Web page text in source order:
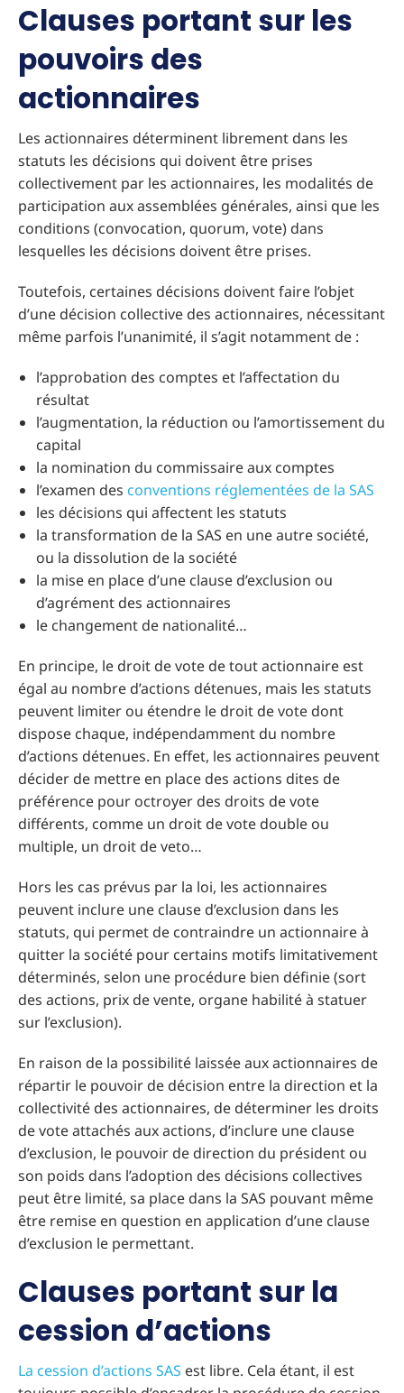
Clauses portant sur les
pouvoirs des
actionnaires
Les actionnaires déterminent librement dans les
statuts les décisions qui doivent être prises
collectivement par les actionnaires, les modalités de
participation aux assemblées générales, ainsi que les
conditions (convocation, quorum, vote) dans
lesquelles les décisions doivent être prises.
Toutefois, certaines décisions doivent faire l’objet
d’une décision collective des actionnaires, nécessitant
même parfois l’unanimité, il s’agit notamment de :
l’approbation des comptes et l’affectation du
résultat
l’augmentation, la réduction ou l’amortissement du
capital
la nomination du commissaire aux comptes
l’examen des conventions réglementées de la SAS
les décisions qui affectent les statuts
la transformation de la SAS en une autre société,
ou la dissolution de la société
la mise en place d’une clause d’exclusion ou
d’agrément des actionnaires
le changement de nationalité…
En principe, le droit de vote de tout actionnaire est
égal au nombre d’actions détenues, mais les statuts
peuvent limiter ou étendre le droit de vote dont
dispose chaque, indépendamment du nombre
d’actions détenues. En effet, les actionnaires peuvent
décider de mettre en place des actions dites de
préférence pour octroyer des droits de vote
différents, comme un droit de vote double ou
multiple, un droit de veto…
Hors les cas prévus par la loi, les actionnaires
peuvent inclure une clause d’exclusion dans les
statuts, qui permet de contraindre un actionnaire à
quitter la société pour certains motifs limitativement
déterminés, selon une procédure bien définie (sort
des actions, prix de vente, organe habilité à statuer
sur l’exclusion).
En raison de la possibilité laissée aux actionnaires de
répartir le pouvoir de décision entre la direction et la
collectivité des actionnaires, de déterminer les droits
de vote attachés aux actions, d’inclure une clause
d’exclusion, le pouvoir de direction du président ou
son poids dans l’adoption des décisions collectives
peut être limité, sa place dans la SAS pouvant même
être remise en question en application d’une clause
d’exclusion le permettant.
Clauses portant sur la
cession d’actions
La cession d’actions SAS est libre. Cela étant, il est